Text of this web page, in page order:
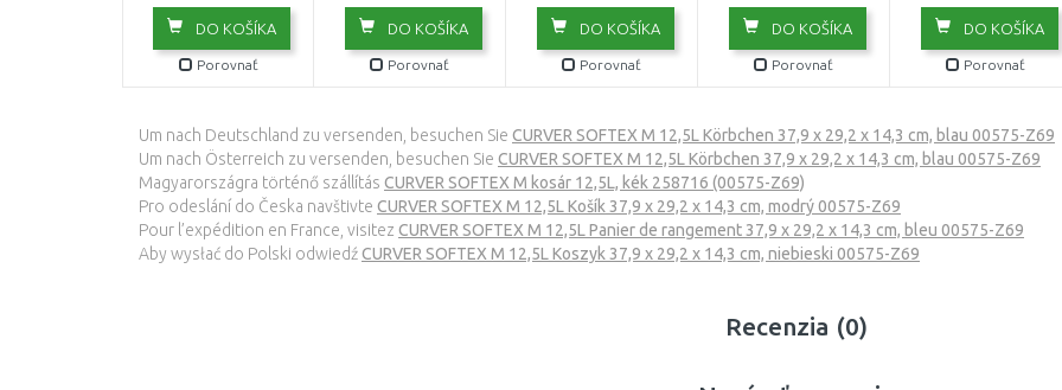
DO KOŠÍKA
Porovnať
DO KOŠÍKA
Porovnať
DO KOŠÍKA
Porovnať
DO KOŠÍKA
Porovnať
DO KOŠÍKA
Porovnať
Um nach Deutschland zu versenden, besuchen Sie CURVER SOFTEX M 12,5L Körbchen 37,9 x 29,2 x 14,3 cm, blau 00575-Z69
Um nach Österreich zu versenden, besuchen Sie CURVER SOFTEX M 12,5L Körbchen 37,9 x 29,2 x 14,3 cm, blau 00575-Z69
Magyarországra történő szállítás CURVER SOFTEX M kosár 12,5L, kék 258716 (00575-Z69)
Pro odeslání do Česka navštivte CURVER SOFTEX M 12,5L Košík 37,9 x 29,2 x 14,3 cm, modrý 00575-Z69
Pour l’expédition en France, visitez CURVER SOFTEX M 12,5L Panier de rangement 37,9 x 29,2 x 14,3 cm, bleu 00575-Z69
Aby wysłać do Polski odwiedźCURVER SOFTEX M 12,5L Koszyk 37,9 x 29,2 x 14,3 cm, niebieski 00575-Z69
Recenzia (0)